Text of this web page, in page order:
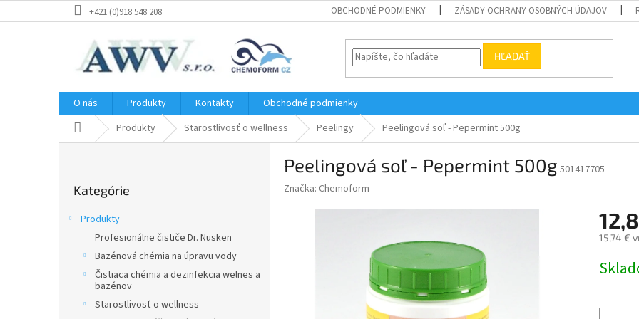
na
+421 (0)918 548 208 OBCHODNÉ PODMIENKY ZÁSADY OCHRANY OSOBNÝCH ÚDAJOV
HĽADAŤ
O nás Produkty Kontakty
Obchodné podmienky
DomovProdukty Starostlivosť o wellness Peelingy Peelingová soľ - Pepermint 500g
kategórie
Kategórie
Produkty
Profesionálne čističe Dr. Nüsken
Bazénová chémia na úpravu vody
Čistiaca chémia a dezinfekcia welnes a
bazénov
Starostlivosť o wellness
Peelingová soľ - Pepermint 500g 501417705
Značka: Chemoform
15,74 €
cena: